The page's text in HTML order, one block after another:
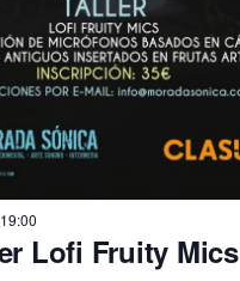
19:00
Lofi Fruity Mics